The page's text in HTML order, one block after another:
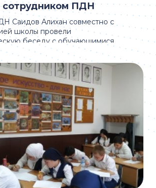
Саидов Алихан совместно с
школы провели
беседу с обучающимися
тему "Правила ...
сотрудником ПДН